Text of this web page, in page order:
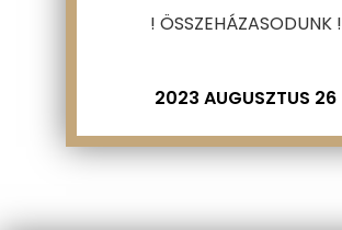
! ÖSSZEHÁZASODUNK !
2023 AUGUSZTUS 26